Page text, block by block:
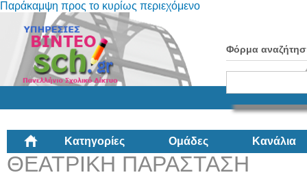
Παράκαμψη προς το κυρίως περιεχόμενο
Φόρμα
Κατηγορίες Ομάδες Κανάλια
ΘΕΑΤΡΙΚΗ ΠΑΡΑΣΤΑΣΗ